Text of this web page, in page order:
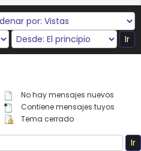
No hay mensajes nuevos
Contiene mensajes tuyos
Tema cerrado